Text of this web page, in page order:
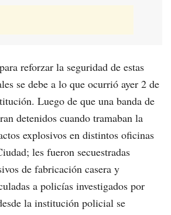
reforzar la seguridad de estas
se debe a lo que ocurrió ayer 2 de
Luego de que una banda de
detenidos cuando tramaban la
explosivos en distintos oficinas
les fueron secuestradas
de fabricación casera y
a policías investigados por
la institución policial se